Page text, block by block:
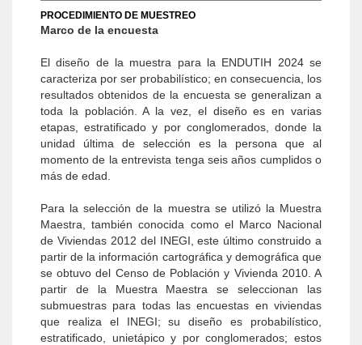
PROCEDIMIENTO DE MUESTREO
Marco de la encuesta
El diseño de la muestra para la ENDUTIH 2024 se
caracteriza por ser probabilístico; en consecuencia, los
resultados obtenidos de la encuesta se generalizan a
toda la población. A la vez, el diseño es en varias
etapas, estratificado y por conglomerados, donde la
unidad última de selección es la persona que al
momento de la entrevista tenga seis años cumplidos o
más de edad.
Para la selección de la muestra se utilizó la Muestra
Maestra, también conocida como el Marco Nacional
de Viviendas 2012 del INEGI, este último construido a
partir de la información cartográfica y demográfica que
se obtuvo del Censo de Población y Vivienda 2010. A
partir de la Muestra Maestra se seleccionan las
submuestras para todas las encuestas en viviendas
que realiza el INEGI; su diseño es probabilístico,
estratificado, unietápico y por conglomerados; estos